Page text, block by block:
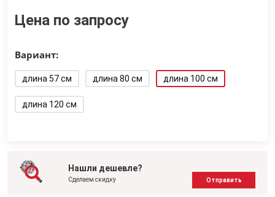
Цена по запросу
Вариант:
длина 57 см длина 80 см длина 100 см
длина 120 см
Нашли дешевле?
Сделаем скидку Отправить